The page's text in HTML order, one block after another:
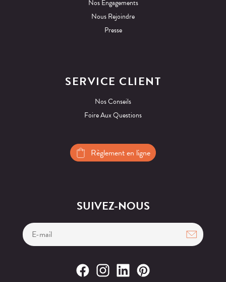
Nos Engagements
Nous Rejoindre
Presse
SERVICE CLIENT
Nos Conseils
Foire Aux Questions
Règlement en ligne
SUIVEZ-NOUS